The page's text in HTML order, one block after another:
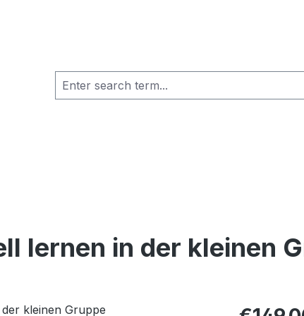
lernen in der kleinen
Regular